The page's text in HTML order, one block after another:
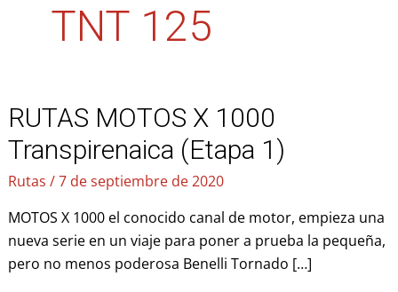
TNT 125
RUTAS MOTOS X 1000
Transpirenaica (Etapa 1)
Rutas /7 de septiembre de 2020
MOTOS X 1000 el conocido canal de motor, empieza una
nueva serie en un viaje para poner a prueba la pequeña,
pero no menos poderosa Benelli Tornado […]
RUTAS
MOTOS
1000
(Etapa
1)